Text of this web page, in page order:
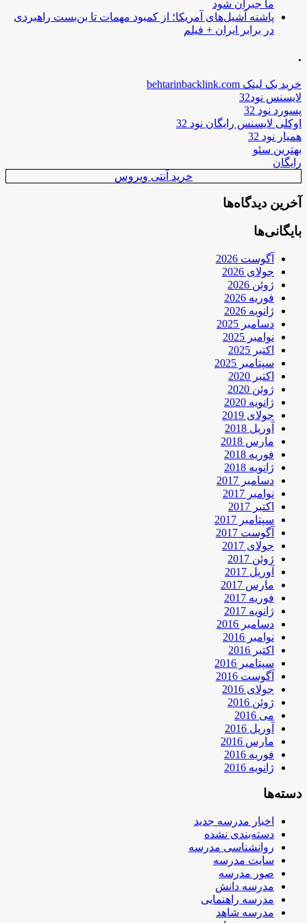
ما جبران شود
پاشنه آشیل‌های آمریکا؛ از کمبود مهمات تا بن‌بست راهبردی
در برابر ایران + فیلم
.
خرید بک لینک behtarinbacklink.com
لایسنس نود32
پسورد نود 32
اوکلی لایسنس رایگان نود 32
همیار نود 32
بهترین سئو
رایگان
خرید آنتی ویروس
آخرین دیدگاه‌ها
بایگانی‌ها
آگوست 2026
جولای 2026
ژوئن 2026
فوریه 2026
ژانویه 2026
دسامبر 2025
نوامبر 2025
اکتبر 2025
سپتامبر 2025
اکتبر 2020
ژوئن 2020
ژانویه 2020
جولای 2019
آوریل 2018
مارس 2018
فوریه 2018
ژانویه 2018
دسامبر 2017
نوامبر 2017
اکتبر 2017
سپتامبر 2017
آگوست 2017
جولای 2017
ژوئن 2017
آوریل 2017
مارس 2017
فوریه 2017
ژانویه 2017
دسامبر 2016
نوامبر 2016
اکتبر 2016
سپتامبر 2016
آگوست 2016
جولای 2016
ژوئن 2016
می 2016
آوریل 2016
مارس 2016
فوریه 2016
ژانویه 2016
دسته‌ها
اخبار مدرسه جدید
دسته‌بندی نشده
روانشناسی مدرسه
سایت مدرسه
صور مدرسه
مدرسه دانش
مدرسه راهنمایی
مدرسه شاهد